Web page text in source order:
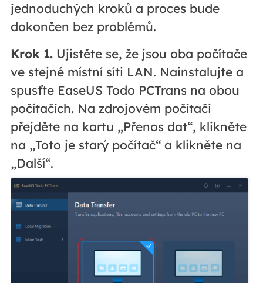
jednoduchých kroků a proces bude
dokončen bez problémů.
Krok 1.Ujistěte se, že jsou oba počítače
ve stejné místní síti LAN. Nainstalujte a
spusťte EaseUS Todo PCTrans na obou
počítačích. Na zdrojovém počítači
přejděte na kartu „Přenos dat“, klikněte
na „Toto je starý počítač“ a klikněte na
„Další“.